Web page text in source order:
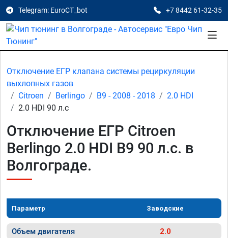
Telegram: EuroCT_bot +7 8442 61-32-35
Отключение ЕГР клапана системы рециркуляции
выхлопных газов
Citroen
Berlingo B9 - 2008 - 2018
2.0 HDI
2.0 HDI 90 л.с
Отключение ЕГР Citroen
Berlingo 2.0 HDI B9 90 л.с. в
Волгограде.
Параметр Заводские
Объем двигателя 2.0